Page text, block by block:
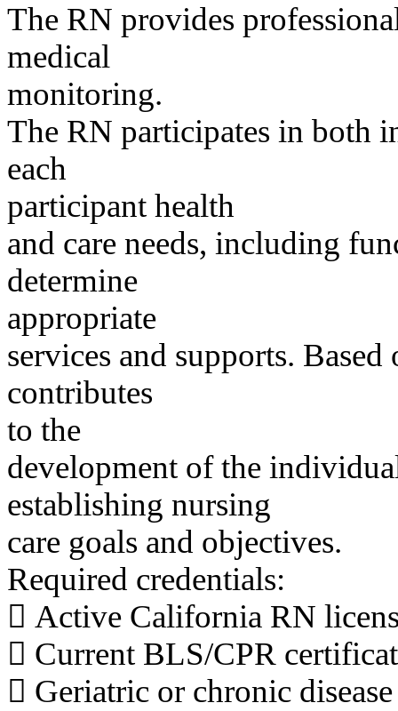
The RN provides
medical
monitoring.
The RN participates in both
each
participant health
and care needs, including
determine
appropriate
services and supports. Based
contributes
to the
development of the
establishing nursing
care goals and objectives.
Required credentials:
 Active California RN
 Current BLS/CPR
 Geriatric or chronic